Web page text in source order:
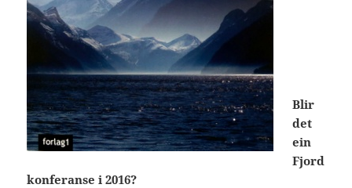
Blir
det
ein
Fjord
konferanse i 2016?